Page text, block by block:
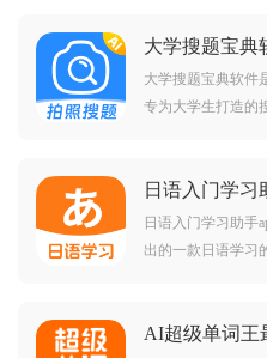
简单刺激，感兴趣
包版
大学搜题宝典
大学搜题宝典软件
专为大学生打造的
作简单便捷，喜欢
日语入门学习
日语入门学习助手
出的一款日语学习
千万不要错过了，
AI超级单词王